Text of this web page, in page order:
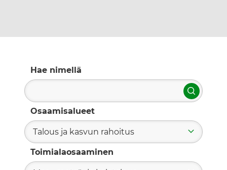
Hae nimellä
Hae
Osaamisalueet
Talous ja kasvun rahoitus
Toimialaosaaminen